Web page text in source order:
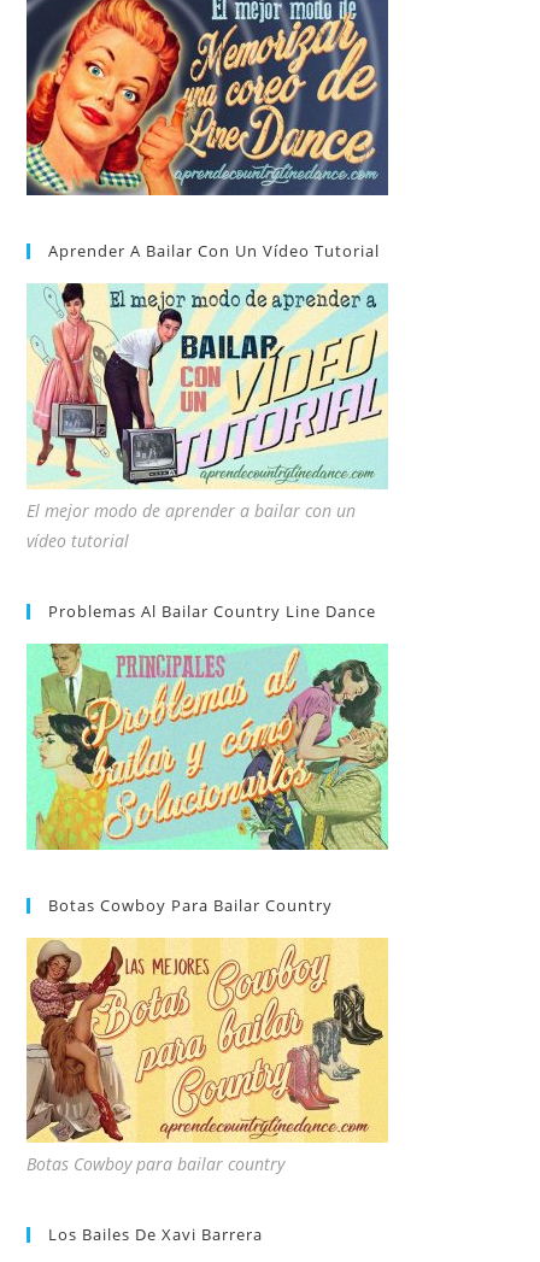
Aprender A Bailar Con Un Vídeo Tutorial
El mejor modo de aprender a bailar con un
vídeo tutorial
Problemas Al Bailar Country Line Dance
Botas Cowboy Para Bailar Country
Botas Cowboy para bailar country
Los Bailes De Xavi Barrera